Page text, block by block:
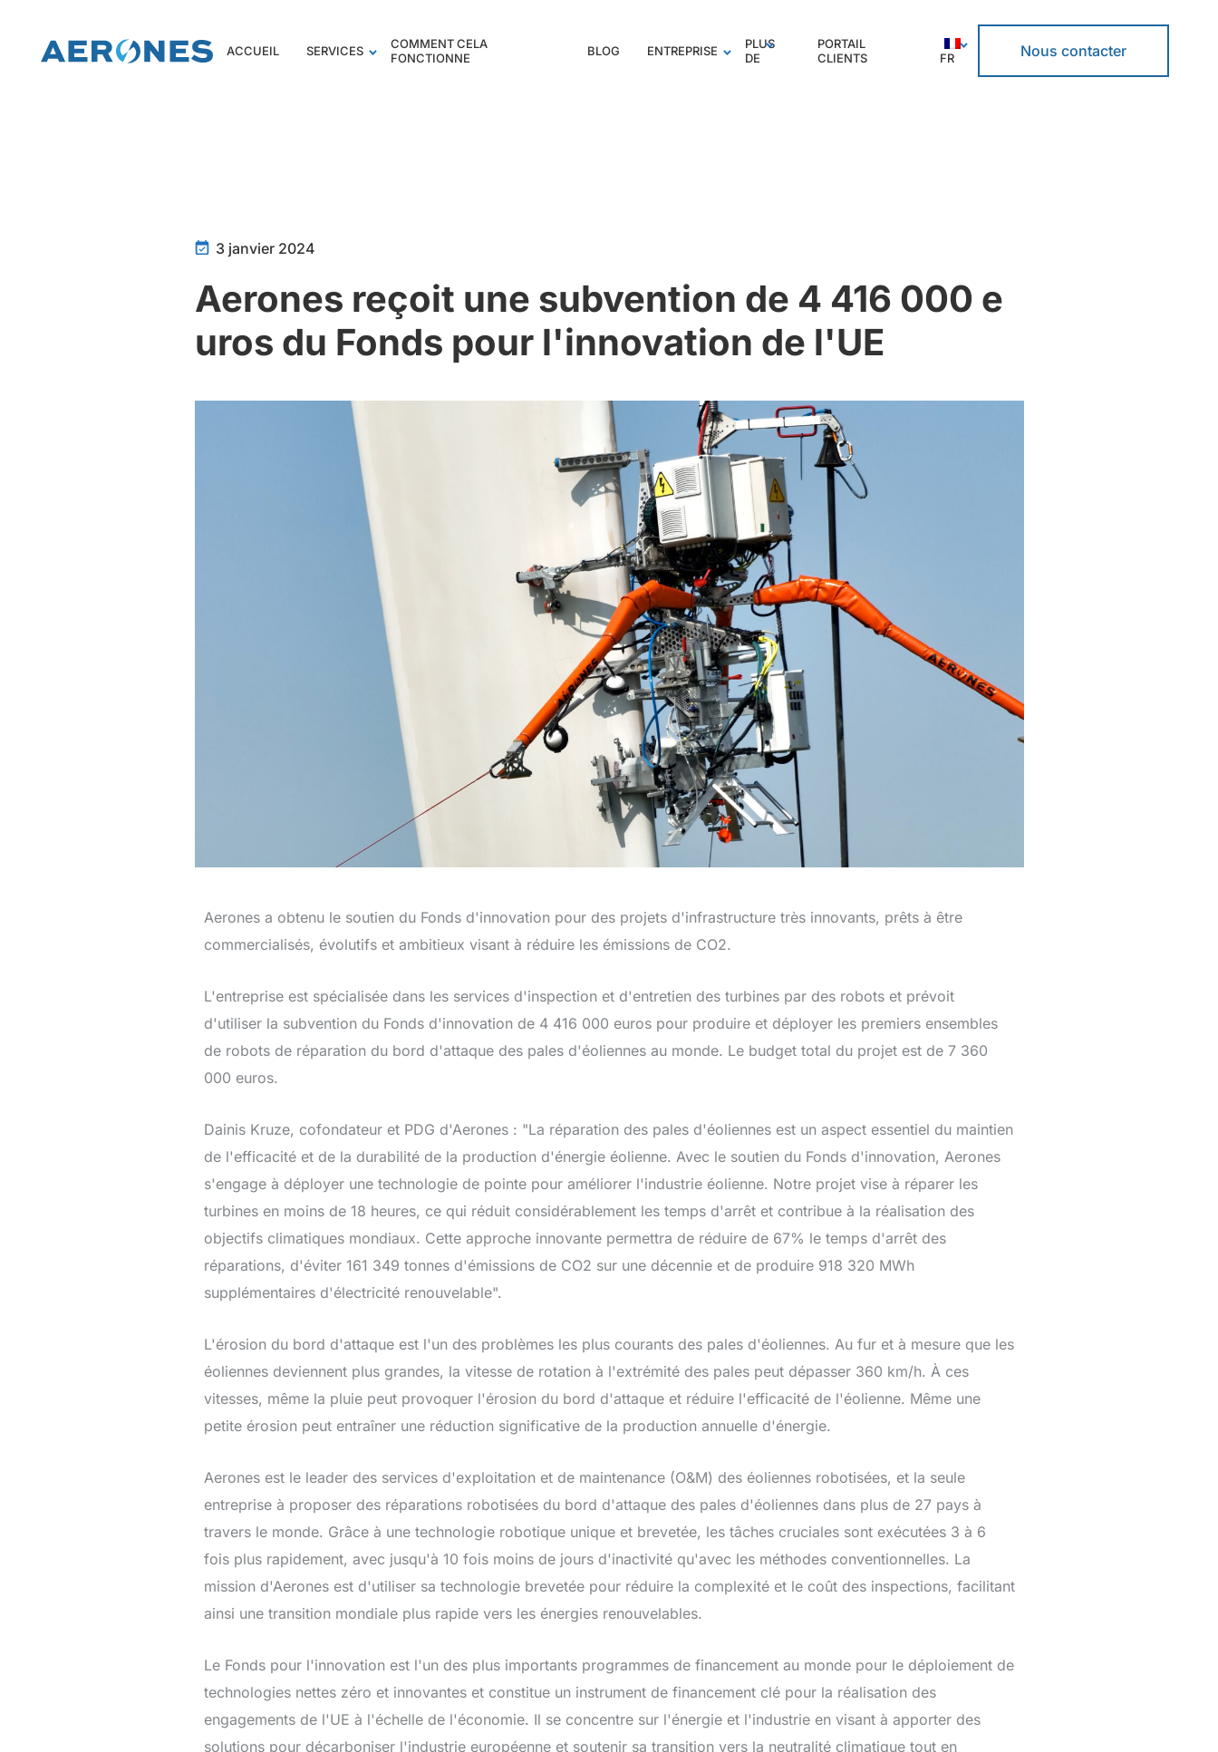
ACCUEIL SERVICES
COMMENT CELA
FONCTIONNE
BLOG ENTREPRISE
PLUS
DE
PORTAIL
CLIENTS
FR Nous contacter
3 janvier 2024
Aerones reçoit une subvention de 4 416 000 e
uros du Fonds pour l'innovation de l'UE
Aerones a obtenu le soutien du Fonds d'innovation pour des projets d'infrastructure très innovants, prêts à être
commercialisés, évolutifs et ambitieux visant à réduire les émissions de CO2.
L'entreprise est spécialisée dans les services d'inspection et d'entretien des turbines par des robots et prévoit
d'utiliser la subvention du Fonds d'innovation de 4 416 000 euros pour produire et déployer les premiers ensembles
de robots de réparation du bord d'attaque des pales d'éoliennes au monde. Le budget total du projet est de 7 360
000 euros.
Dainis Kruze, cofondateur et PDG d'Aerones : "La réparation des pales d'éoliennes est un aspect essentiel du maintien
de l'efficacité et de la durabilité de la production d'énergie éolienne. Avec le soutien du Fonds d'innovation, Aerones
s'engage à déployer une technologie de pointe pour améliorer l'industrie éolienne. Notre projet vise à réparer les
turbines en moins de 18 heures, ce qui réduit considérablement les temps d'arrêt et contribue à la réalisation des
objectifs climatiques mondiaux. Cette approche innovante permettra de réduire de 67% le temps d'arrêt des
réparations, d'éviter 161 349 tonnes d'émissions de CO2 sur une décennie et de produire 918 320 MWh
supplémentaires d'électricité renouvelable".
L'érosion du bord d'attaque est l'un des problèmes les plus courants des pales d'éoliennes. Au fur et à mesure que les
éoliennes deviennent plus grandes, la vitesse de rotation à l'extrémité des pales peut dépasser 360 km/h. À ces
vitesses, même la pluie peut provoquer l'érosion du bord d'attaque et réduire l'efficacité de l'éolienne. Même une
petite érosion peut entraîner une réduction significative de la production annuelle d'énergie.
Aerones est le leader des services d'exploitation et de maintenance (O&M) des éoliennes robotisées, et la seule
entreprise à proposer des réparations robotisées du bord d'attaque des pales d'éoliennes dans plus de 27 pays à
travers le monde. Grâce à une technologie robotique unique et brevetée, les tâches cruciales sont exécutées 3 à 6
fois plus rapidement, avec jusqu'à 10 fois moins de jours d'inactivité qu'avec les méthodes conventionnelles. La
mission d'Aerones est d'utiliser sa technologie brevetée pour réduire la complexité et le coût des inspections, facilitant
ainsi une transition mondiale plus rapide vers les énergies renouvelables.
Le Fonds pour l'innovation est l'un des plus importants programmes de financement au monde pour le déploiement de
technologies nettes zéro et innovantes et constitue un instrument de financement clé pour la réalisation des
engagements de l'UE à l'échelle de l'économie. Il se concentre sur l'énergie et l'industrie en visant à apporter des
solutions pour décarboniser l'industrie européenne et soutenir sa transition vers la neutralité climatique tout en